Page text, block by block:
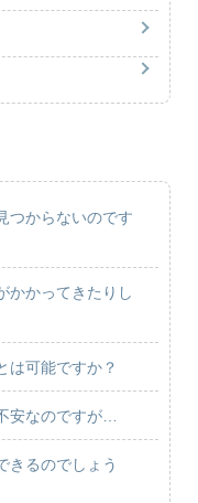
つからないのです
かかってきたりし
は可能ですか？
安なのですが…
きるのでしょう